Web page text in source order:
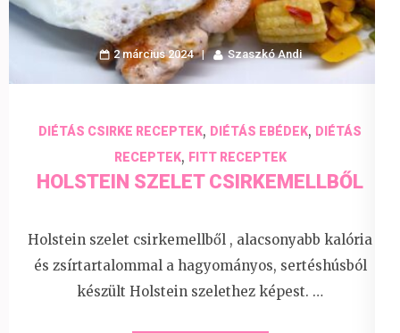
2 március 2024 Szaszkó Andi
DIÉTÁS CSIRKE RECEPTEK, DIÉTÁS EBÉDEK, DIÉTÁS
RECEPTEK, FITT RECEPTEK
HOLSTEIN SZELET CSIRKEMELLBŐL
Holstein szelet csirkemellből , alacsonyabb kalória
és zsírtartalommal a hagyományos, sertéshúsból
készült Holstein szelethez képest. …